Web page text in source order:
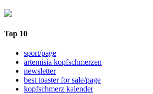
Top 10
sport/page
artemisia kopfschmerzen
newsletter
best toaster for sale/page
kopfschmerz kalender